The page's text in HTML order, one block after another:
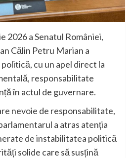
2026 a Senatul României,
Călin Petru Marian a
cu un apel direct la
responsabilitate
în actul de guvernare.
nevoie de responsabilitate,
a atras atenția
de instabilitatea politică
solide care să susțină